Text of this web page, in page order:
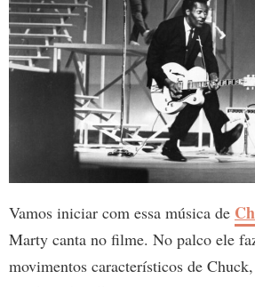
Vamos iniciar com essa música de
Marty canta no filme. No palco ele
movimentos característicos de